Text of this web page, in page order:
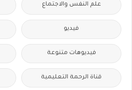
علم النفس والاجتماع
فيديو
فيديوهات متنوعة
قناة الرحمة التعليمية